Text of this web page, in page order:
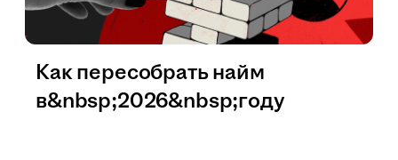
Как пересобрать найм
в&nbsp;2026&nbsp;году